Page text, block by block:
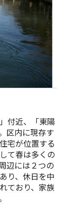
付近、「東陽
区内に現存す
宅が位置する
て春は多くの
辺には２つの
り、休日を中
ており、家族